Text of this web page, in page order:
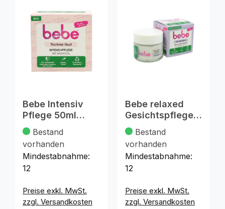
Bebe Intensiv
Pflege 50ml
Trockene Haut
Bestand
vorhanden
Mindestabnahme:
12
Preise exkl. MwSt.
zzgl. Versandkosten
Bebe relaxed
Gesichtspflege
Tag & Nacht 50
ml,Bestand
vorhanden
Mindestabnahme:
12
Preise exkl. MwSt.
zzgl. Versandkosten